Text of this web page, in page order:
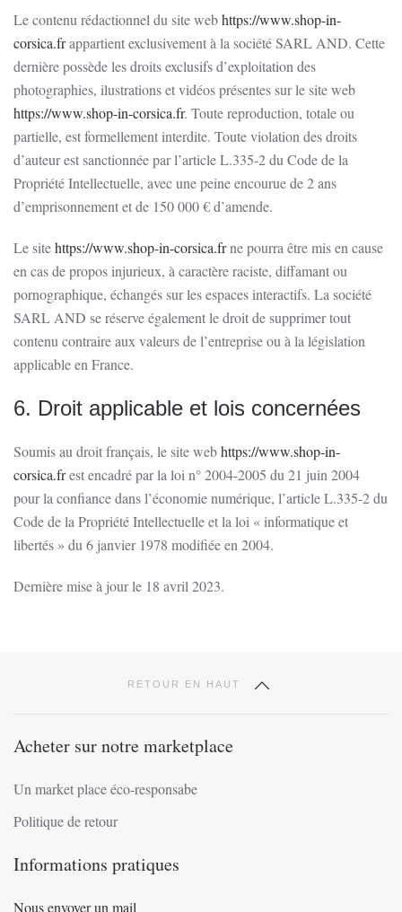
Le contenu rédactionnel du site webhttps://www.shop-in-
corsica.frappartient exclusivement à la société SARL AND. Cette
dernière possède les droits exclusifs d’exploitation des
photographies, ilustrations et vidéos présentes sur le site web
https://www.shop-in-corsica.fr. Toute reproduction, totale ou
partielle, est formellement interdite. Toute violation des droits
d’auteur est sanctionnée par l’article L.335-2 du Code de la
Propriété Intellectuelle, avec une peine encourue de 2 ans
d’emprisonnement et de 150 000 € d’amende.
Le sitehttps://www.shop-in-corsica.frne pourra être mis en cause
en cas de propos injurieux, à caractère raciste, diffamant ou
pornographique, échangés sur les espaces interactifs. La société
SARL AND se réserve également le droit de supprimer tout
contenu contraire aux valeurs de l’entreprise ou à la législation
applicable en France.
6. Droit applicable et lois concernées
Soumis au droit français, le site webhttps://www.shop-in-
corsica.frest encadré par la loi n° 2004-2005 du 21 juin 2004
pour la confiance dans l’économie numérique, l’article L.335-2 du
Code de la Propriété Intellectuelle et la loi « informatique et
libertés » du 6 janvier 1978 modifiée en 2004.
Dernière mise à jour le 18 avril 2023.
RETOUR EN HAUT
Acheter sur notre marketplace
Un market place éco-responsabe
Politique de retour
Informations pratiques
Nous envoyer un mail